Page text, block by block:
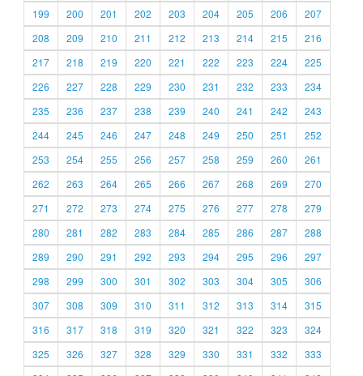
199
200 201 202 203 204 205 206
207
208
209 210 211 212 213 214 215
216
217
218 219 220 221 222 223 224
225
226
227 228 229 230 231 232 233
234
235
236 237 238 239 240 241 242
243
244
245 246 247 248 249 250 251
252
253
254 255 256 257 258 259 260
261
262
263 264 265 266 267 268 269
270
271
272 273 274 275 276 277 278
279
280
281 282 283 284 285 286 287
288
289
290 291 292 293 294 295 296
297
298
299 300 301 302 303 304 305
306
307
308 309 310 311 312 313 314
315
316
317 318 319 320 321 322 323
324
325
326 327 328 329 330 331 332
333